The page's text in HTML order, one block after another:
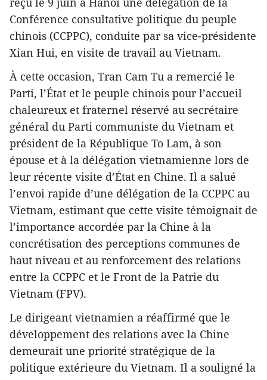
Conférence consultative politique du peuple
chinois (CCPPC), conduite par sa vice-présidente
Xian Hui, en visite de travail au Vietnam.
À cette occasion, Tran Cam Tu a remercié le
Parti, l’État et le peuple chinois pour l’accueil
chaleureux et fraternel réservé au secrétaire
général du Parti communiste du Vietnam et
président de la République To Lam, à son
épouse et à la délégation vietnamienne lors de
leur récente visite d’État en Chine. Il a salué
l’envoi rapide d’une délégation de la CCPPC au
Vietnam, estimant que cette visite témoignait de
l’importance accordée par la Chine à la
concrétisation des perceptions communes de
haut niveau et au renforcement des relations
entre la CCPPC et le Front de la Patrie du
Vietnam (FPV).
Le dirigeant vietnamien a réaffirmé que le
développement des relations avec la Chine
demeurait une priorité stratégique de la
politique extérieure du Vietnam. Il a souligné la